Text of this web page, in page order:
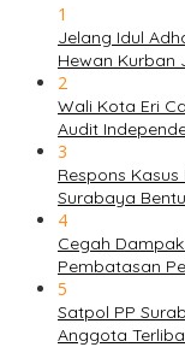
1
Jelang Idul
Hewan Kurban
2
Wali Kota Eri
Audit
3
Respons
Surabaya
4
Cegah
Pembatasan
5
Satpol PP
Anggota